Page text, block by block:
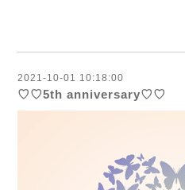
2021-10-01 10:18:00
♡♡5th anniversary♡♡